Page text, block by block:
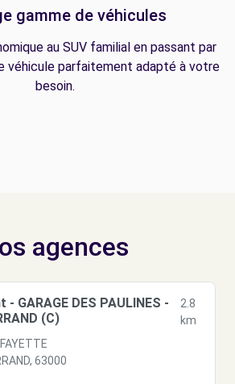
gamme de véhicules
au SUV familial en passant par
véhicule parfaitement adapté à votre
besoin.
agences
- GARAGE DES PAULINES -
(C)
2.8
km
63000